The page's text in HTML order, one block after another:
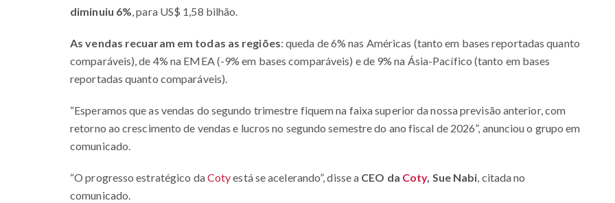
diminuiu 6%, para US$ 1,58 bilhão.
As vendas recuaram em todas as regiões: queda de 6% nas Américas (tanto em bases reportadas quanto
comparáveis), de 4% na EMEA (-9% em bases comparáveis) e de 9% na Ásia-Pacífico (tanto em bases
reportadas quanto comparáveis).
“Esperamos que as vendas do segundo trimestre fiquem na faixa superior da nossa previsão anterior, com
retorno ao crescimento de vendas e lucros no segundo semestre do ano fiscal de 2026”, anunciou o grupo em
comunicado.
“O progresso estratégico daCotyestá se acelerando”, disse a CEO da Coty, Sue Nabi, citada no
comunicado.